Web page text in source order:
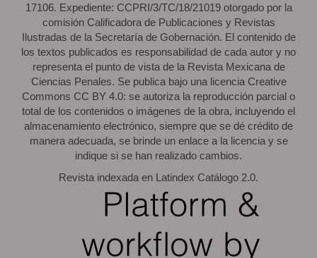
17106. Expediente: CCPRI/3/TC/18/21019 otorgado por la
comisión Calificadora de Publicaciones y Revistas
Ilustradas de la Secretaría de Gobernación. El contenido de
los textos publicados es responsabilidad de cada autor y no
representa el punto de vista de la Revista Mexicana de
Ciencias Penales. Se publica bajo una licencia Creative
Commons CC BY 4.0: se autoriza la reproducción parcial o
total de los contenidos o imágenes de la obra, incluyendo el
almacenamiento electrónico, siempre que se dé crédito de
manera adecuada, se brinde un enlace a la licencia y se
indique si se han realizado cambios.
Revista indexada en Latindex Catálogo 2.0.